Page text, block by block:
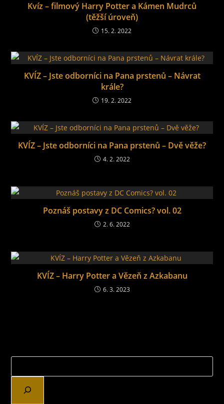
Kvíz – filmový Harry Potter a Kámen Mudrců
(těžší úroveň)
15. 2. 2022
KVÍZ – Jste odborníci na Pana prstenů – Návrat
krále?
19. 2. 2022
KVÍZ – Jste odborníci na Pana prstenů – Dvě věže?
4. 2. 2022
Poznáš postavy z DC Comics? vol. 02
2. 6. 2022
KVÍZ – Harry Potter a Vězeň z Azkabanu
6. 3. 2023